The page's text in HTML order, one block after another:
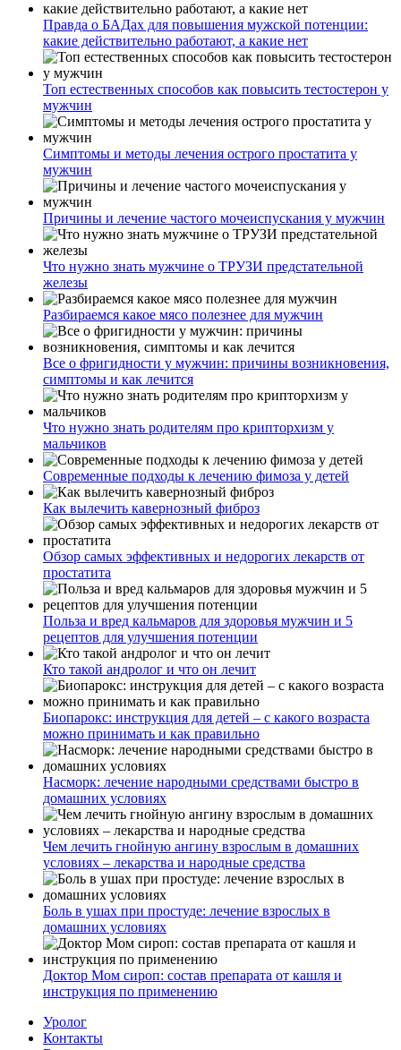
Правда о БАДах для повышения мужской потенции:
какие действительно работают, а какие нет
Топ естественных способов как повысить тестостерон у
мужчин
Симптомы и методы лечения острого простатита у
мужчин
Причины и лечение частого мочеиспускания у мужчин
Что нужно знать мужчине о ТРУЗИ предстательной
железы
Разбираемся какое мясо полезнее для мужчин
Все о фригидности у мужчин: причины возникновения,
симптомы и как лечится
Что нужно знать родителям про крипторхизм у
мальчиков
Современные подходы к лечению фимоза у детей
Как вылечить кавернозный фиброз
Обзор самых эффективных и недорогих лекарств от
простатита
Польза и вред кальмаров для здоровья мужчин и 5
рецептов для улучшения потенции
Кто такой андролог и что он лечит
Биопарокс: инструкция для детей – с какого возраста
можно принимать и как правильно
Насморк: лечение народными средствами быстро в
домашних условиях
Чем лечить гнойную ангину взрослым в домашних
условиях – лекарства и народные средства
Боль в ушах при простуде: лечение взрослых в
домашних условиях
Доктор Мом сироп: состав препарата от кашля и
инструкция по применению
Уролог
Контакты